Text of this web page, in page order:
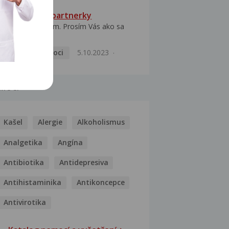
HPV typ 52 u partnerky
Dobrý deň prajem. Prosím Vás ako sa
Pohlavní nemoci
5.10.2023
Kašel Alergie Alkoholismus
Analgetika Angína
Antibiotika Antidepresiva
Antihistaminika Antikoncepce
Antivirotika